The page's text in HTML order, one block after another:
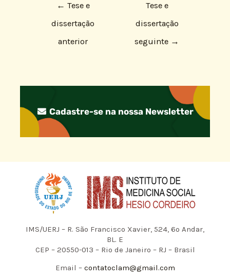
← Tese e
dissertação
anterior
Tese e
dissertação
seguinte →
Cadastre-se na nossa Newsletter
IMS/UERJ – R. São Francisco Xavier, 524, 6º Andar,
BL. E
CEP – 20550-013 – Rio de Janeiro – RJ – Brasil
Email –contatoclam@gmail.com